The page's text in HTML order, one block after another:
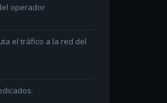
operador
el tráfico a la red del